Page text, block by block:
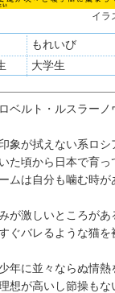
イラ
もれいび
大学生
ベルト・ルスラー
象が拭えない系ロシ
た頃から日本で育
ムは自分も噛む時が
が激しいところがあ
ぐバレるような猫を
年に並々ならぬ情熱
想が高いし節操もな